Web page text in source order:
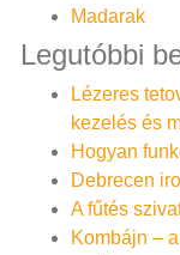
Madarak
Legutóbbi
Lézeres
kezelés és
Hogyan
Debrecen
A fűtés
Kombájn –